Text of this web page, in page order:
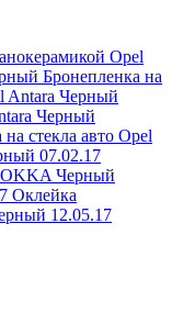
Opel
Бронепленка на
Черный
стекла авто Opel
Черный
Оклейка
12.05.17